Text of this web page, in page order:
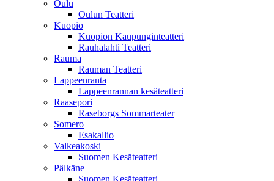
Oulu
Oulun Teatteri
Kuopio
Kuopion Kaupunginteatteri
Rauhalahti Teatteri
Rauma
Rauman Teatteri
Lappeenranta
Lappeenrannan kesäteatteri
Raasepori
Raseborgs Sommarteater
Somero
Esakallio
Valkeakoski
Suomen Kesäteatteri
Pälkäne
Suomen Kesäteatteri